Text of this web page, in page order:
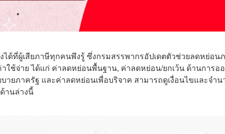
ด้ที่ผู้เสียภาษีทุกคนพึงรู้ ซึ่งกรมสรรพากรอัปเดตตัวช่วยลดหย่อน
าใช้จ่าย ได้แก่ ค่าลดหย่อนพื้นฐาน, ค่าลดหย่อน/ยกเว้น ด้านการอ
ายภาครัฐ และค่าลดหย่อนเพื่อบริจาค สามารถดูเงื่อนไขและจำ
านล่างนี้